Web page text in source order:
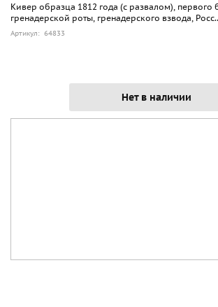
Кивер образца 1812 года (с развалом), первого
гренадерской роты, гренадерского взвода,
Артикул: 64833
Нет в наличии